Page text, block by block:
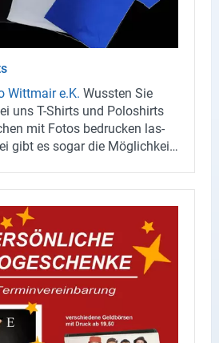
Witt­mair e.K. Wuss­ten Sie
uns T-​Shirts und Po­lo­shirts
mit Fotos be­dru­cken las­
gibt es sogar die Mög­lich­keit